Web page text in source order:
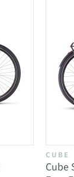
CUBE
Cube